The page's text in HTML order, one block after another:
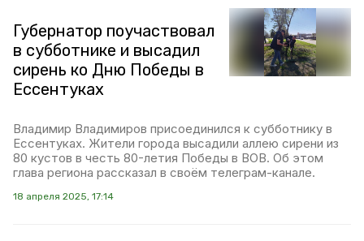
Губернатор поучаствовал
в субботнике и высадил
сирень ко Дню Победы в
Ессентуках
Владимир Владимиров присоединился к субботнику в
Ессентуках. Жители города высадили аллею сирени из
80 кустов в честь 80-летия Победы в ВОВ. Об этом
глава региона рассказал в своём телеграм-канале.
18 апреля 2025, 17:14